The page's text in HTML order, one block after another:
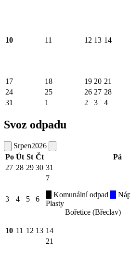
10 11 12 13 14
17
18 19 20 21
24
25 26 27 28
31
1 2 3 4
Svoz odpadu
Srpen2026
Po Út St Čt Pá
27 28 29 30 31
3 4 5 6
7
Komunální odpad
Plasty
Bořetice (Břeclav)
10 11 12 13 14
21